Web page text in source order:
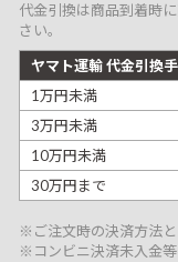
代金引換は商品到着時
さい。
ヤマト運輸 代金引換
1万円未満
3万円未満
10万円未満
30万円まで
※ご注文時の決済方法
※コンビニ決済未入金